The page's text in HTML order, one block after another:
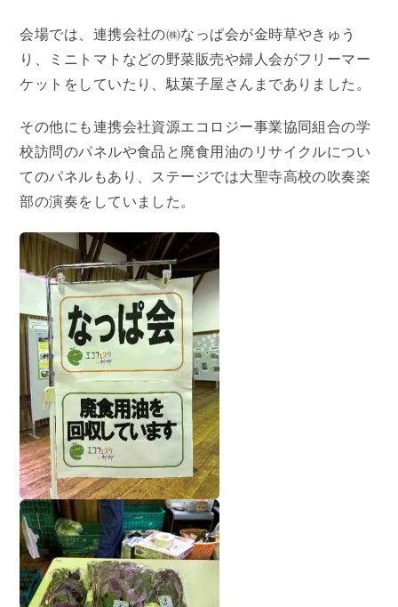
会場では、連携会社の㈱なっぱ会が金時草やきゅう
り、ミニトマトなどの野菜販売や婦人会がフリーマー
ケットをしていたり、駄菓子屋さんまでありました。
その他にも連携会社資源エコロジー事業協同組合の学
校訪問のパネルや食品と廃食用油のリサイクルについ
てのパネルもあり、ステージでは大聖寺高校の吹奏楽
部の演奏をしていました。